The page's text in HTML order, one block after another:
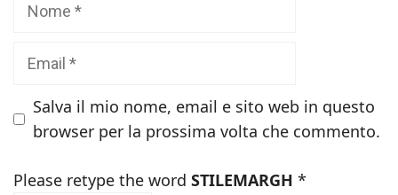
Salva il mio nome, email e sito web in questo
browser per la prossima volta che commento.
Please retype the word STILEMARGH *